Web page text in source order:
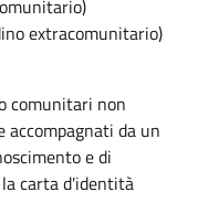
extracomunitario)
comunitari non
da un
e di
la carta d'identità